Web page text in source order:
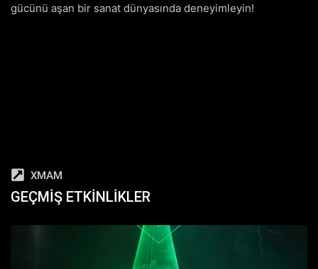
gücünü aşan bir sanat dünyasında deneyimleyin!
XMAM
GEÇMIŞ ETKINLIKLER